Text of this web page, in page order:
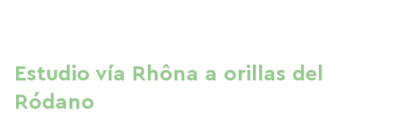
Estudio vía Rhôna a orillas del
Ródano